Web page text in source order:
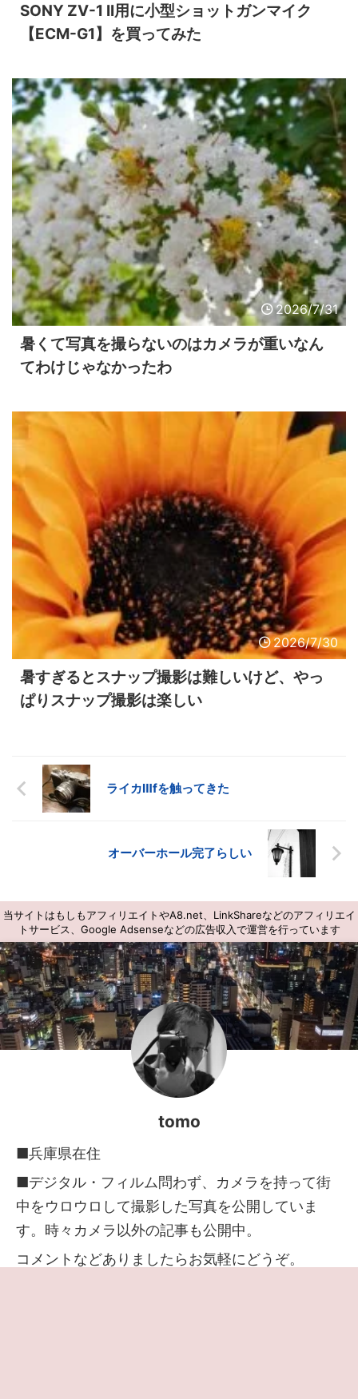
SONY ZV-1 II用に小型ショットガンマイク
【ECM-G1】を買ってみた
2026/7/31
暑くて写真を撮らないのはカメラが重いなん
てわけじゃなかったわ
2026/7/30
暑すぎるとスナップ撮影は難しいけど、やっ
ぱりスナップ撮影は楽しい
ライカⅢfを触ってきた
オーバーホール完了らしい
当サイトはもしもアフィリエイトやA8.net、LinkShareなどのアフィリエイ
トサービス、Google Adsenseなどの広告収入で運営を行っています
tomo
■兵庫県在住
■デジタル・フィルム問わず、カメラを持って街
中をウロウロして撮影した写真を公開していま
す。時々カメラ以外の記事も公開中。
コメントなどありましたらお気軽にどうぞ。